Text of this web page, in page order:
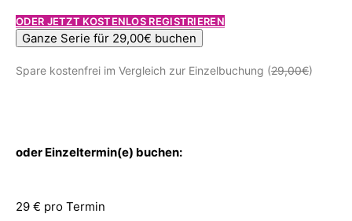
ODER JETZT KOSTENLOS REGISTRIEREN
Ganze Serie für 29,00€ buchen
Spare kostenfrei im Vergleich zur Einzelbuchung (29,00€)
oder Einzeltermin(e) buchen:
29 € pro Termin